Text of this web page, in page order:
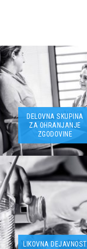
DELOVNA SKUPINA
ZA OHRANJANJE
ZGODOVINE
LIKOVNA DEJAVNOST